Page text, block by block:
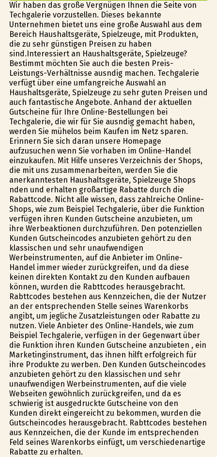
Wir haben das große Vergnügen Ihnen die Seite von
Techgalerie vorzustellen. Dieses bekannte
Unternehmen bietet uns eine große Auswahl aus dem
Bereich Haushaltsgeräte, Spielzeuge, mit Produkten,
die zu sehr günstigen Preisen zu haben
sind.Interessiert an Haushaltsgeräte, Spielzeuge?
Bestimmt möchten Sie auch die besten Preis-
Leistungs-Verhältnisse ausfindig machen. Techgalerie
verfügt über eine umfangreiche Auswahl an
Haushaltsgeräte, Spielzeuge zu sehr guten Preisen und
auch fantastische Angebote. Anhand der aktuellen
Gutscheine für Ihre Online-Bestellungen bei
Techgalerie, die wir für Sie ausfindig gemacht haben,
werden Sie mühelos beim Kaufen im Netz sparen.
Erinnern Sie sich daran unsere Homepage
aufzusuchen wenn Sie vorhaben im Online-Handel
einzukaufen. Mit Hilfe unseres Verzeichnis der Shops,
die mit uns zusammenarbeiten, werden Sie die
anerkanntesten Haushaltsgeräte, Spielzeuge Shops
finden und erhalten großartige Rabatte durch die
Rabattcode. Nicht alle wissen, dass zahlreiche Online-
Shops, wie zum Beispiel Techgalerie, über die Funktion
verfügen ihren Kunden Gutscheine anzubieten, um
ihre Werbeaktionen durchzuführen. Den potenziellen
Kunden Gutscheincodes anzubieten gehört zu den
klassischen und sehr unaufwendigen
Werbeinstrumenten, auf die Anbieter im Online-
Handel immer wieder zurückgreifen, und da diese
keinen direkten Kontakt zu den Kunden aufbauen
können, wurden die Rabttcodes herausgebracht.
Rabttcodes bestehen aus Kennzeichen, die der Nutzer
an der entsprechenden Stelle seines Warenkorbs
angibt, um jegliche Zusatzleistungen oder Rabatte zu
nutzen. Viele Anbieter des Online-Handels, wie zum
Beispiel Techgalerie, verfügen in der Gegenwart über
die Funktion ihren Kunden Gutscheine anzubieten , ein
Marketinginstrument, das ihnen hilft erfolgreich für
ihre Produkte zu werben. Den Kunden Gutscheincodes
anzubieten gehört zu den klassischen und sehr
unaufwendigen Werbeinstrumenten, auf die viele
Webseiten gewöhnlich zurückgreifen, und da es
schwierig ist ausgedruckte Gutscheine von den
Kunden direkt eingereicht zu bekommen, wurden die
Gutscheincodes herausgebracht. Rabttcodes bestehen
aus Kennzeichen, die der Kunde im entsprechenden
Feld seines Warenkorbs einfügt, um verschiedenartige
Rabatte zu erhalten.